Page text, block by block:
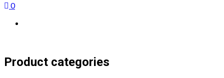
0
Product categories